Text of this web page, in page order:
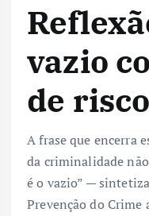
vazio
de
A frase que encerra
da criminalidade
é o vazio” —
Prevenção do